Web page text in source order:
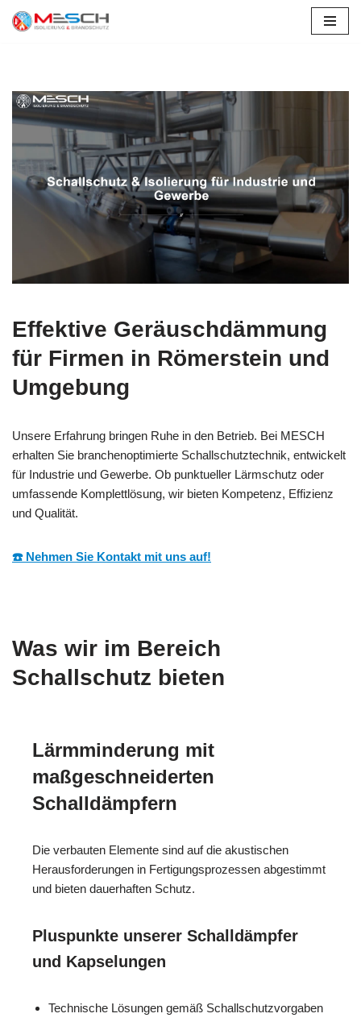
Effektive Geräuschdämmung
für Firmen in Römerstein und
Umgebung
Unsere Erfahrung bringen Ruhe in den Betrieb. Bei MESCH
erhalten Sie branchenoptimierte Schallschutztechnik, entwickelt
für Industrie und Gewerbe. Ob punktueller Lärmschutz oder
umfassende Komplettlösung, wir bieten Kompetenz, Effizienz
und Qualität.
☎️ Nehmen Sie Kontakt mit uns auf!
Was wir im Bereich
Schallschutz bieten
Lärmminderung mit
maßgeschneiderten
Schalldämpfern
Die verbauten Elemente sind auf die akustischen
Herausforderungen in Fertigungsprozessen abgestimmt
und bieten dauerhaften Schutz.
Pluspunkte unserer Schalldämpfer
und Kapselungen
Technische Lösungen gemäß Schallschutzvorgaben